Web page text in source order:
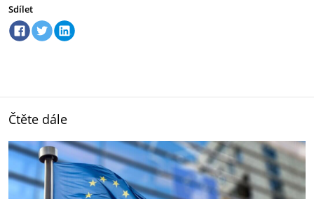
Sdílet
Čtěte dále